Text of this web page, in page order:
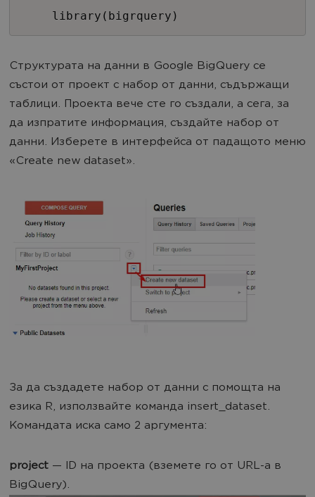
library(bigrquery)
Структурата на данни в Google BigQuery се
състои от проект с набор от данни, съдържащи
таблици. Проекта вече сте го създали, а сега, за
да изпратите информация, създайте набор от
данни. Изберете в интерфейса от падащото меню
«Create new dataset».
За да създадете набор от данни с помощта на
езика R, използвайте команда insert_dataset.
Командата иска само 2 аргумента:
project — ID на проекта (вземете го от URL-а в
BigQuery).